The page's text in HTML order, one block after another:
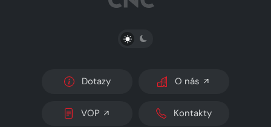
PŘEPNOUT SVĚTLÝ/TMAVÝ REŽIM
Dotazy O nás
VOP Kontakty